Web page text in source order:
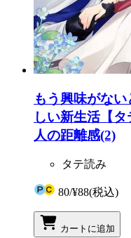
もう興味がな
しい新生活【
人の距離感(2)
タテ読み
80/¥88(税込)
カートに追加